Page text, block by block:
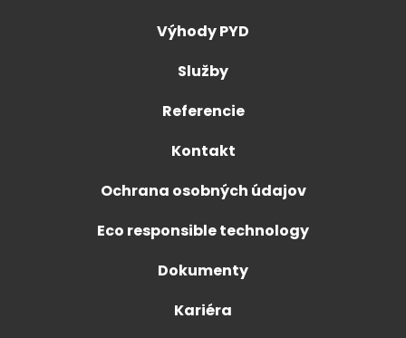
Výhody PYD
Služby
Referencie
Kontakt
Ochrana osobných údajov
Eco responsible technology
Dokumenty
Kariéra